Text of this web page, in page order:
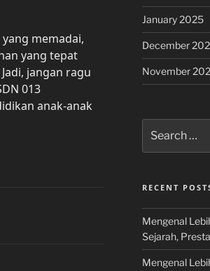
memadai,
yang tepat
jangan ragu
013
anak-anak
January 2025
December
November
for:
RECENT
Mengenal
Sejarah,
Mengenal